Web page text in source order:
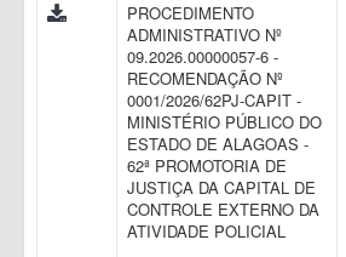
PROCEDIMENTO
ADMINISTRATIVO Nº
09.2026.00000057-6 -
RECOMENDAÇÃO Nº
0001/2026/62PJ-CAPIT -
MINISTÉRIO PÚBLICO DO
ESTADO DE ALAGOAS -
62ª PROMOTORIA DE
JUSTIÇA DA CAPITAL DE
CONTROLE EXTERNO DA
ATIVIDADE POLICIAL